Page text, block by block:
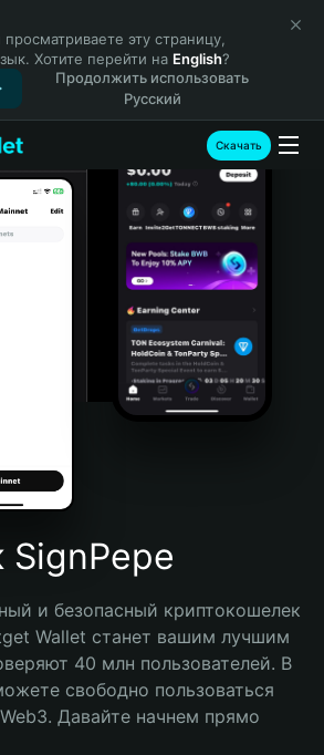
эту страницу,
Хотите перейти на English?
Продолжить использовать
Русский
Скачать
и безопасный криптокошелек
Wallet станет вашим лучшим
40 млн пользователей. В
свободно пользоваться
Давайте начнем прямо